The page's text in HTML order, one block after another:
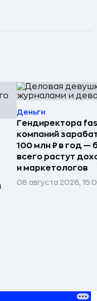
Деньги
Гендиректора
компаний
100 млн ₽ в год —
всего растут
и маркетологов
08 августа 2026,